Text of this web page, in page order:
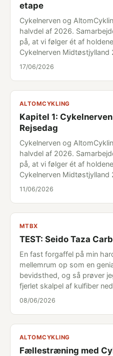
etape
Cykelnerven og
halvdel af 2026.
på, at vi følger ét af
Cykelnerven
17/06/2026
ALTOMCYKLING
Kapitel 1:
Rejsedag
Cykelnerven og
halvdel af 2026.
på, at vi følger ét af
Cykelnerven
11/06/2026
MTBX
TEST: Seido Taza
En fast forgaffel på min
mellemrum op som en
bevidsthed, og så prøver
fjerlet skalpel af kulfiber
08/06/2026
ALTOMCYKLING
Fællestræning med